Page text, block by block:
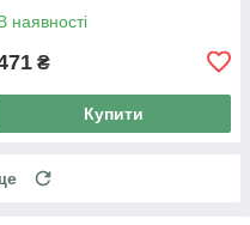
наявності
₴
Купити